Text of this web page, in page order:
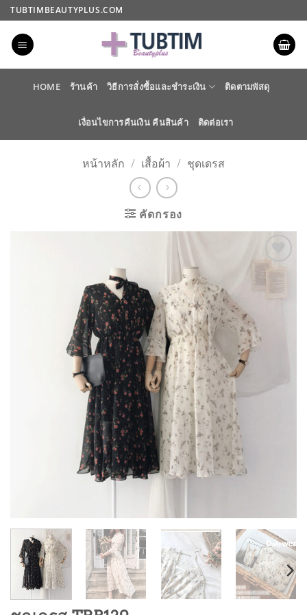
ข้าม
ไป
เนื้อหา
TUBTIMBEAUTYPLUS.COM
HOME ร้านค้า วิธีการสั่งซื้อและชำระเงิน ติดตามพัสดุ
เงื่อนไขการคืนเงิน คืนสินค้า ติดต่อเรา
หน้าหลัก / เสื้อผ้า / ชุดเดรส
คัดกรอง
ADD TO
WISHLIST